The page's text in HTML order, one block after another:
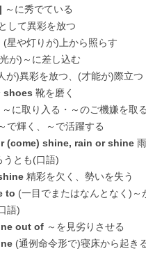
～に秀でている
して異彩を放つ
(星や灯りが)上から照らす
が)～に差し込む
が)異彩を放つ、(才能が)際立つ
shoes 靴を磨く
～に取り入る・～のご機嫌を取
～で輝く、～で活躍する
(come) shine, rain or shine
うとも(口語)
精彩を欠く、勢いを失う
to (一目でまたはなんとなく)～
語)
out of ～を見劣りさせる
(通例命令形で)寝床から起き